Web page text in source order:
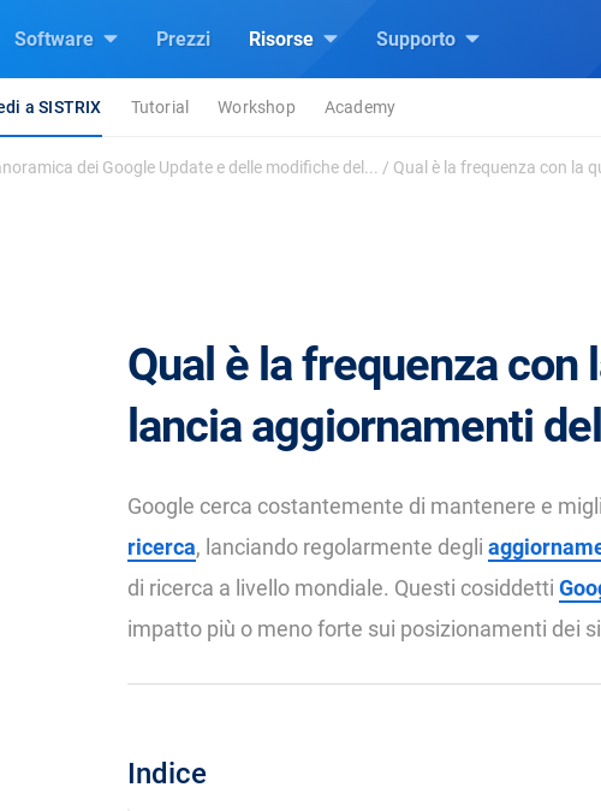
Software Prezzi Risorse Supporto
a SISTRIX Tutorial Workshop Academy
dei Google Update e delle modifiche del... / Qual è la frequenza con la
Qual è la frequenza con
lancia aggiornamenti
Google cerca costantemente di mantenere e
ricerca, lanciando regolarmente degli
di ricerca a livello mondiale. Questi cosiddetti
impatto più o meno forte sui posizionamenti dei
Indice